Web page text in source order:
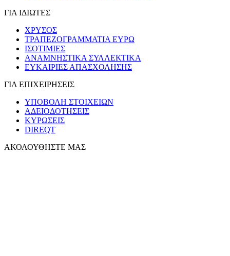
ΓΙΑ ΙΔΙΩΤΕΣ
ΧΡΥΣΟΣ
ΤΡΑΠΕΖΟΓΡΑΜΜΑΤΙΑ ΕΥΡΩ
ΙΣΟΤΙΜΙΕΣ
ΑΝΑΜΝΗΣΤΙΚΑ ΣΥΛΛΕΚΤΙΚΑ
ΕΥΚΑΙΡΙΕΣ ΑΠΑΣΧΟΛΗΣΗΣ
ΓΙΑ ΕΠΙΧΕΙΡΗΣΕΙΣ
ΥΠΟΒΟΛΗ ΣΤΟΙΧΕΙΩΝ
ΑΔΕΙΟΔΟΤΗΣΕΙΣ
ΚΥΡΩΣΕΙΣ
DIREQT
ΑΚΟΛΟΥΘΗΣΤΕ ΜΑΣ